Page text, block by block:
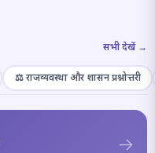
सभी देखें →
⚖️ राजव्यवस्था और शासन प्रश्नोत्तरी